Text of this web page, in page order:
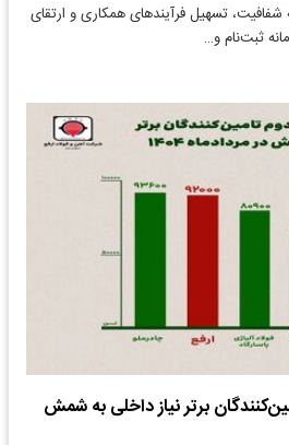
تسهیل فرآیندهای همکاری و ارتقای
ثبت‌نام و…
برتر نیاز داخلی به شمش